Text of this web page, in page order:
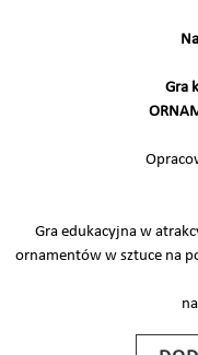
Gra
Gra edukacyjna w
ornamentów w sztuce na